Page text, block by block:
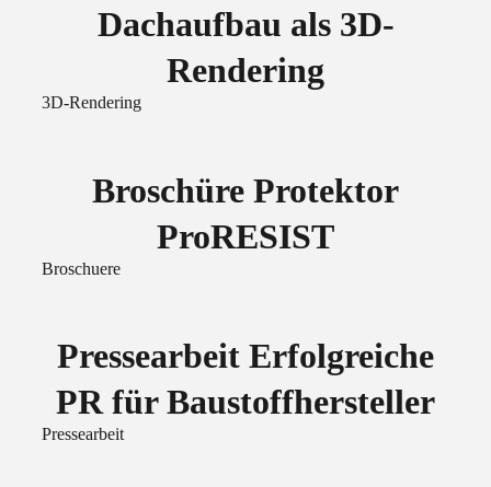
Dachaufbau als 3D-
Rendering
3D-Rendering
Broschüre Protektor
ProRESIST
Broschuere
Pressearbeit Erfolgreiche
PR für Baustoffhersteller
Pressearbeit